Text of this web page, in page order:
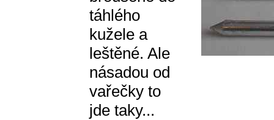
táhlého
kužele a
leštěné. Ale
násadou od
vařečky to
jde taky...